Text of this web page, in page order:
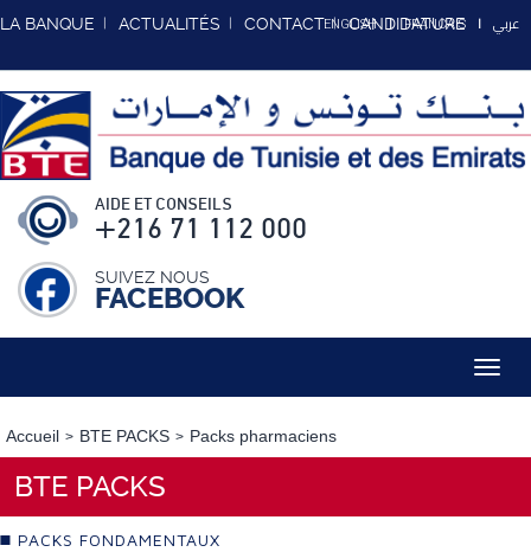
LA BANQUE ACTUALITÉS CONTACT CANDIDATURE
ENGLISH FRANCAIS عربي
AIDE ET CONSEILS
+216 71 112 000
SUIVEZ NOUS
FACEBOOK
Accueil BTE PACKS Packs pharmaciens
BTE PACKS
PACKS FONDAMENTAUX